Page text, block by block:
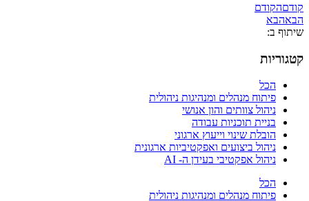
קודםהקודם
הבאהבא
שיתוף ב:
קטגוריות
הכל
פיתוח מנהלים ומנהיגות ניהולית
ניהול צוותים והון אנושי
בניית תוכניות עבודה
הובלת שינוי וייעוץ ארגוני
ניהול ביצועים ואפקטיביות ארגונית
ניהול אפקטיבי בעידן ה- AI
הכל
פיתוח מנהלים ומנהיגות ניהולית